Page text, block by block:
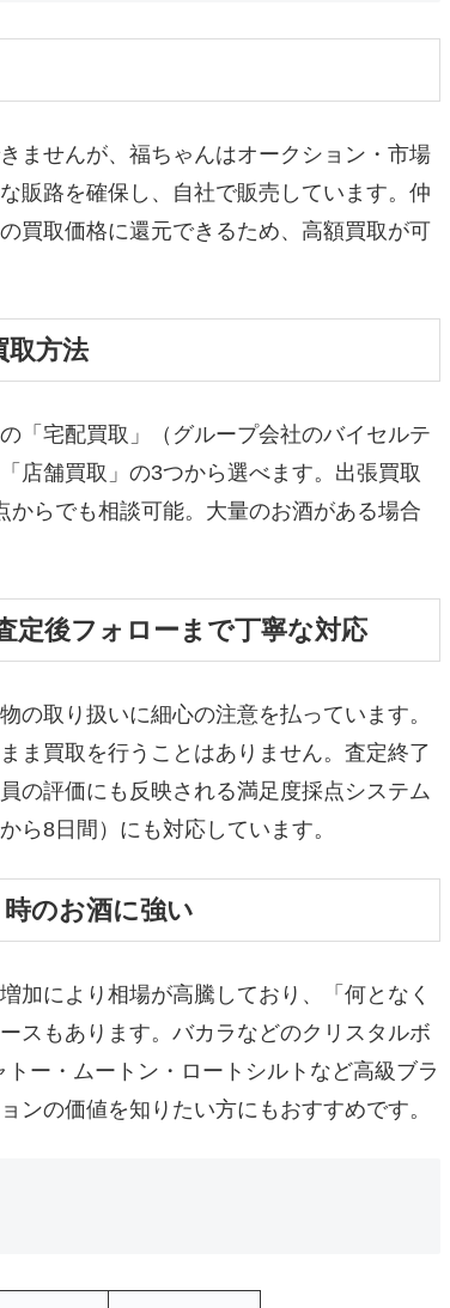
ませんが、福ちゃんはオークション・市場
販路を確保し、自社で販売しています。仲
買取価格に還元できるため、高額買取が可
取方法
「宅配買取」（グループ会社のバイセルテ
店舗買取」の3つから選べます。出張買取
らでも相談可能。大量のお酒がある場合
定後フォローまで丁寧な対応
の取り扱いに細心の注意を払っています。
ま買取を行うことはありません。査定終了
の評価にも反映される満足度採点システム
ら8日間）にも対応しています。
のお酒に強い
加により相場が高騰しており、「何となく
スもあります。バカラなどのクリスタルボ
ー・ムートン・ロートシルトなど高級ブラ
ンの価値を知りたい方にもおすすめです。